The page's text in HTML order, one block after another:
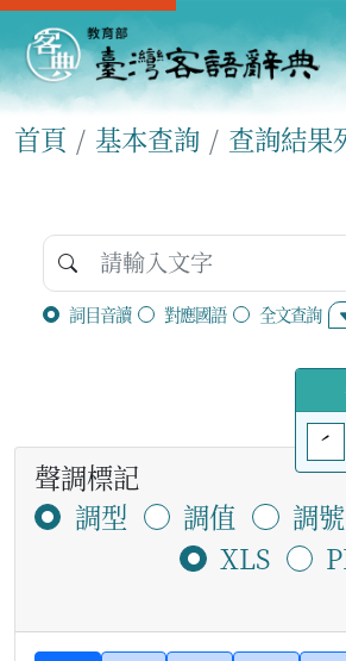
首頁 基本查詢 查詢結果
詞目音讀 對應國語 全文查詢
ˊ
聲調標記
調型
調值
調號
XLS